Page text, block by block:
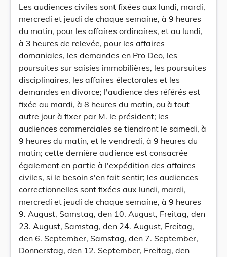
Les audiences civiles sont fixées aux lundi, mardi,
mercredi et jeudi de chaque semaine, à 9 heures
du matin, pour les affaires ordinaires, et au lundi,
à 3 heures de relevée, pour les affaires
domaniales, les demandes en Pro Deo, les
poursuites sur saisies immobilières, les poursuites
disciplinaires, les affaires électorales et les
demandes en divorce; l'audience des référés est
fixée au mardi, à 8 heures du matin, ou à tout
autre jour à fixer par M. le président; les
audiences commerciales se tiendront le samedi, à
9 heures du matin, et le vendredi, à 9 heures du
matin; cette dernière audience est consacrée
également en partie à l'expédition des affaires
civiles, si le besoin s'en fait sentir; les audiences
correctionnelles sont fixées aux lundi, mardi,
mercredi et jeudi de chaque semaine, à 9 heures
9. August, Samstag, den 10. August, Freitag, den
23. August, Samstag, den 24. August, Freitag,
den 6. September, Samstag, den 7. September,
Donnerstag, den 12. September, Freitag, den